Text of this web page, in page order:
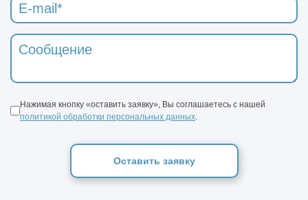
Нажимая кнопку «оставить заявку», Вы соглашаетесь с нашей
политикой обработки персональных данных.
Оставить заявку